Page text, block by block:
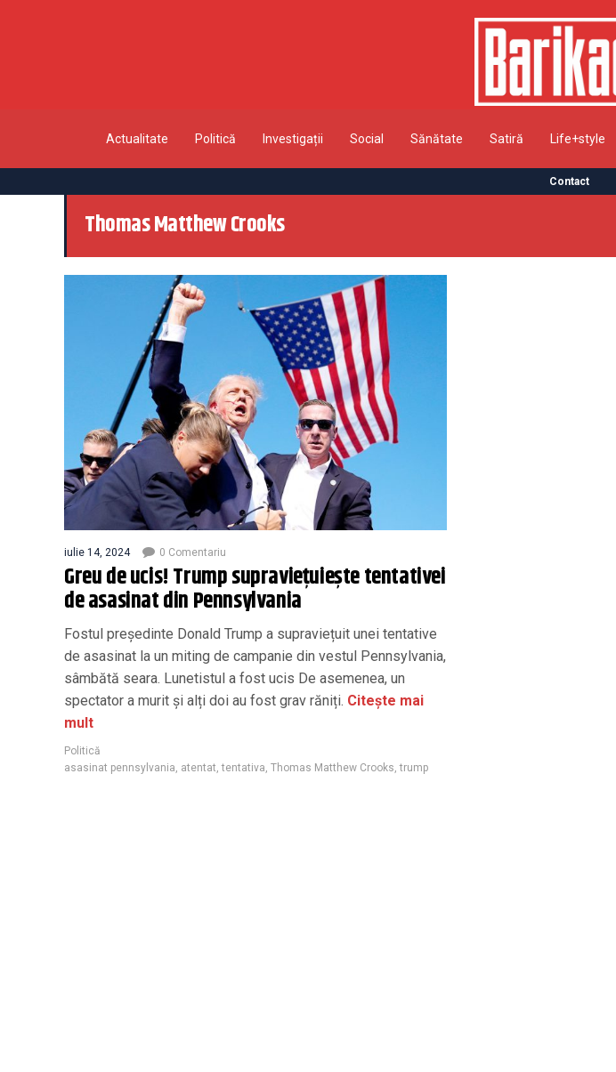
Actualitate Politică Investigații Social Sănătate Satiră Life+style
Contact
Thomas Matthew Crooks
iulie 14, 2024 0 Comentariu
Greu de ucis! Trump supraviețuiește tentativei
de asasinat din Pennsylvania
Fostul președinte Donald Trump a supraviețuit unei tentative
de asasinat la un miting de campanie din vestul Pennsylvania,
sâmbătă seara. Lunetistul a fost ucis De asemenea, un
spectator a murit și alți doi au fost grav răniți. Citește mai
mult
Politică
asasinat pennsylvania atentat ,tentativa Thomas Matthew Crooks ,trump